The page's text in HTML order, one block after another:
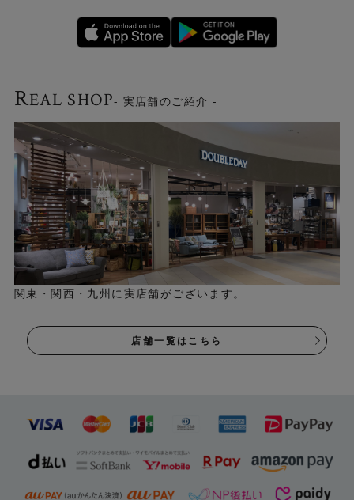
裏面は滑り止め加工がされています。
REAL SHOP- 実店舗のご紹介 -
関東・関西・九州に実店舗がございます。
店舗一覧はこちら